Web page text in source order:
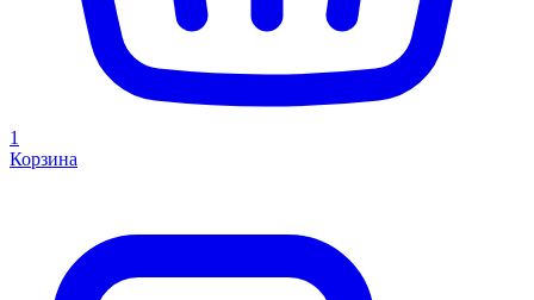
1
Корзина